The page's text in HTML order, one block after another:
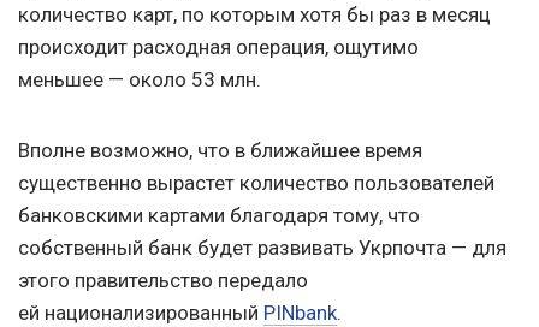
количество карт, по которым хотя бы раз в месяц
происходит расходная операция, ощутимо
меньшее — около 53 млн.
Вполне возможно, что в ближайшее время
существенно вырастет количество пользователей
банковскими картами благодаря тому, что
собственный банк будет развивать Укрпочта — для
этого правительство передало
ей национализированный PINbank.